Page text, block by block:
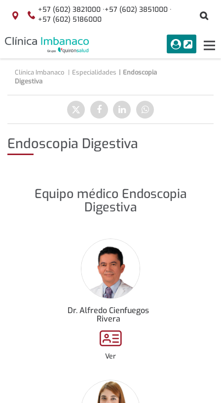
Saltar al contenido
Localización
+57 (602) 3821000 ·+57 (602) 3851000 ·
+57 (602) 5186000
menuAcceso
Buscar
Clínica Imbanaco Especialidades
Endoscopia
Digestiva
Endoscopia Digestiva
Enviar
a
Compartir
en
Compartir
en
Compartir
en
Equipo médico Endoscopia
Digestiva
Dr. Alfredo Cienfuegos
Rivera
Ver